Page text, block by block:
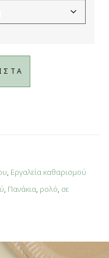
, Εργαλεία καθαρισμού
, Πανάκια, ρολό, σε